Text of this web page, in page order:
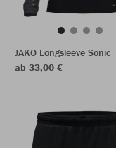
JAKO Longsleeve Sonic
ab 33,00 €